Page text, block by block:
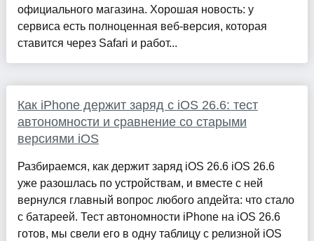
официального магазина. Хорошая новость: у
сервиса есть полноценная веб-версия, которая
ставится через Safari и работ...
Как iPhone держит заряд с iOS 26.6: тест
автономности и сравнение со старыми
версиями iOS
Разбираемся, как держит заряд iOS 26.6 iOS 26.6
уже разошлась по устройствам, и вместе с ней
вернулся главный вопрос любого апдейта: что стало
с батареей. Тест автономности iPhone на iOS 26.6
готов, мы свели его в одну таблицу с релизной iOS